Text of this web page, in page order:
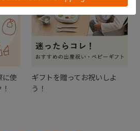
に使
ギフトを贈ってお祝いしよ
う！